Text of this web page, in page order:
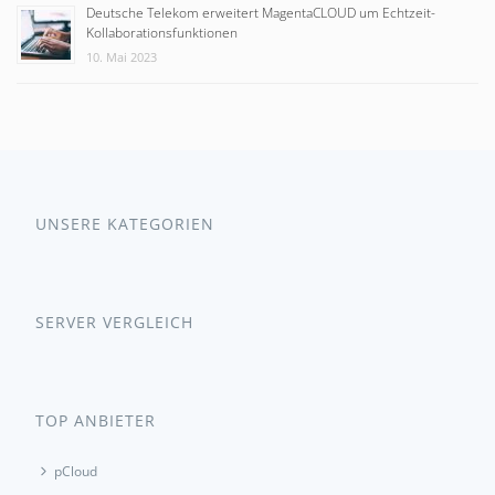
Deutsche Telekom erweitert MagentaCLOUD um Echtzeit-
Kollaborationsfunktionen
10. Mai 2023
UNSERE KATEGORIEN
SERVER VERGLEICH
TOP ANBIETER
pCloud